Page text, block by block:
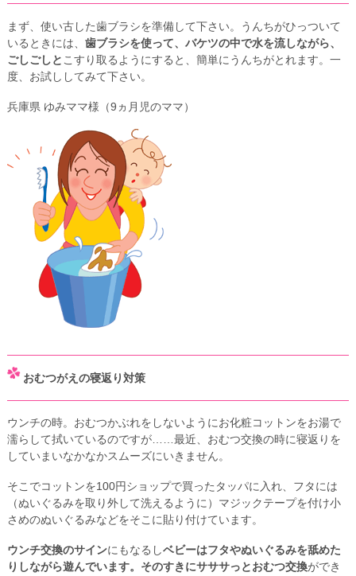
まず、使い古した歯ブラシを準備して下さい。うんちがひっついて
いるときには、 歯ブラシを使って、バケツの中で水を流しながら、
ごしごしと こすり取るようにすると、簡単にうんちがとれます。一
度、お試ししてみて下さい。
兵庫県 ゆみママ様（9ヵ月児のママ）
おむつがえの寝返り対策
ウンチの時。おむつかぶれをしないようにお化粧コットンをお湯で
濡らして拭いているのですが……最近、おむつ交換の時に寝返りを
していまいなかなかスムーズにいきません。
そこでコットンを100円ショップで買ったタッパに入れ、フタには
（ぬいぐるみを取り外して洗えるように）マジックテープを付け小
さめのぬいぐるみなどをそこに貼り付けています。
ウンチ交換のサインにもなるしベビーはフタやぬいぐるみを舐めた
りしながら遊んでいます。そのすきにサササっとおむつ交換ができ